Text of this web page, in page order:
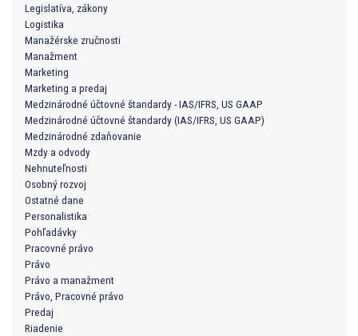
Legislatíva, zákony
Logistika
Manažérske zručnosti
Manažment
Marketing
Marketing a predaj
Medzinárodné účtovné štandardy - IAS/IFRS, US GAAP
Medzinárodné účtovné štandardy (IAS/IFRS, US GAAP)
Medzinárodné zdaňovanie
Mzdy a odvody
Nehnuteľnosti
Osobný rozvoj
Ostatné dane
Personalistika
Pohľadávky
Pracovné právo
Právo
Právo a manažment
Právo, Pracovné právo
Predaj
Riadenie